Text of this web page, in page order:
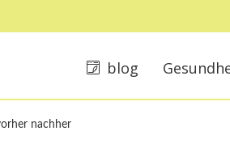
blog
nachher